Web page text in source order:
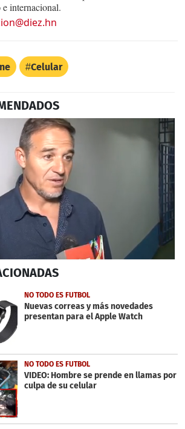
internacional.
Celular
NO TODO ES FUTBOL
Nuevas correas y más novedades
presentan para el Apple Watch
NO TODO ES FUTBOL
VIDEO: Hombre se prende en llamas por
culpa de su celular